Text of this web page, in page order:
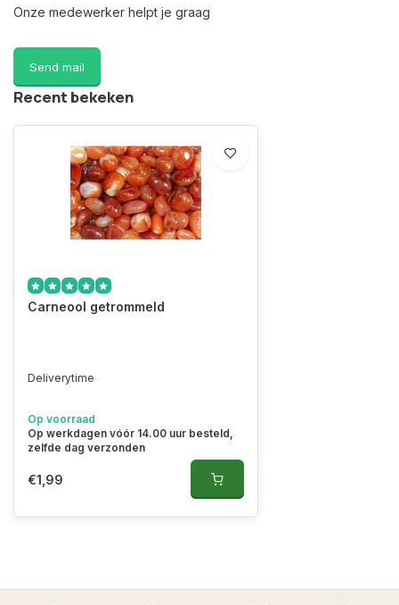
Onze medewerker helpt je graag
Send mail
Recent bekeken
Carneool getrommeld
Deliverytime
Op voorraad
Op werkdagen vóór 14.00 uur besteld,
zelfde dag verzonden
€1,99